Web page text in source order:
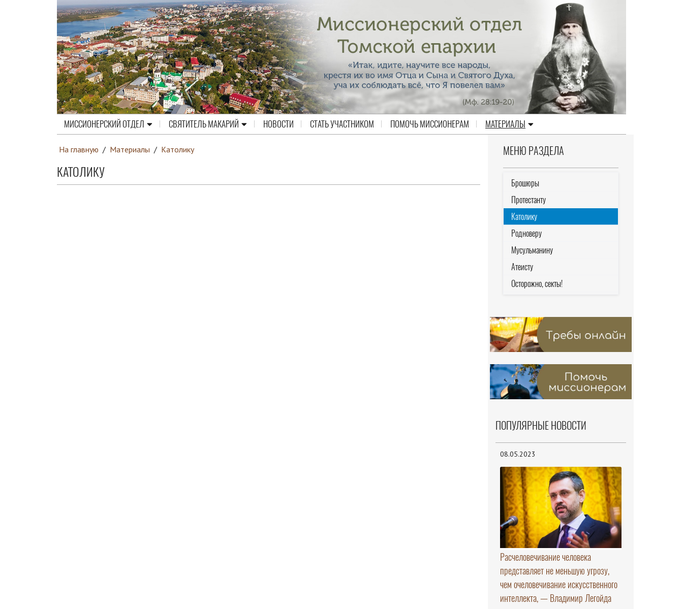
МИССИОНЕРСКИЙ ОТДЕЛ СВЯТИТЕЛЬ МАКАРИЙ НОВОСТИ СТАТЬ УЧАСТНИКОМ ПОМОЧЬ МИССИОНЕРАМ МАТЕРИАЛЫ
На главную / Материалы / Католику
КАТОЛИКУ
МЕНЮ РАЗДЕЛА
Брошюры
Протестанту
Католику
Родноверу
Мусульманину
Атеисту
Осторожно, секты!
ПОПУЛЯРНЫЕ НОВОСТИ
08.05.2023
Расчеловечивание человека
представляет не меньшую угрозу,
чем очеловечивание искусственного
интеллекта, — Владимир Легойда